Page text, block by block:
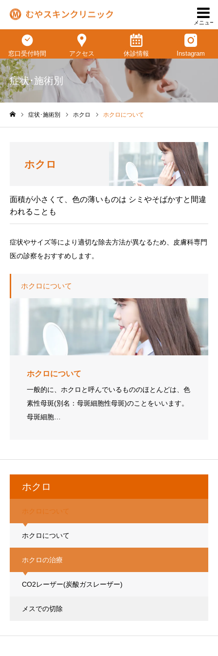
メニュー
窓口受付時間 アクセス 休診情報 Instagram
症状･施術別
症状･施術別 ホクロ ホクロについて
ホクロ
面積が小さくて、色の薄いものは シミやそばかすと間違
われることも
症状やサイズ等により適切な除去方法が異なるため、皮膚科専門
医の診察をおすすめします。
ホクロについて
ホクロについて
一般的に、ホクロと呼んでいるもののほとんどは、色
素性母斑(別名：母斑細胞性母斑)のことをいいます。
母斑細胞…
ホクロ
ホクロについて
ホクロについて
ホクロの治療
CO2レーザー(炭酸ガスレーザー)
メスでの切除